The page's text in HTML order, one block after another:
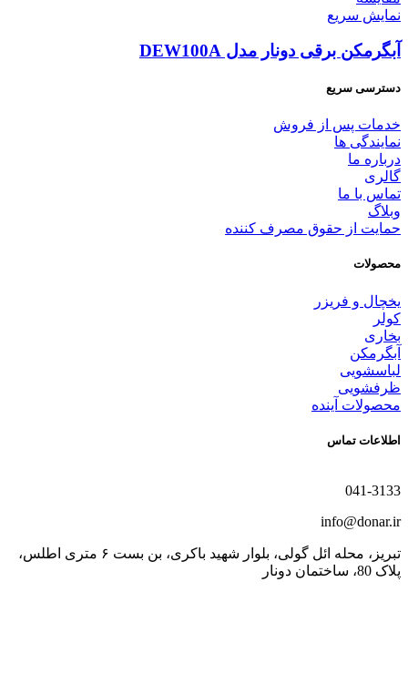
نمایش سریع
آبگرمکن برقی دونار مدل DEW100A
دسترسی سریع
خدمات پس از فروش
نمایندگی ها
درباره ما
گالری
تماس با ما
وبلاگ
حمایت از حقوق مصرف کننده
محصولات
یخچال و فریزر
کولر
بخاری
آبگرمکن
لباسشویی
ظرفشویی
محصولات آینده
اطلاعات تماس
041-3133
info@donar.ir
تبریز، محله ائل گولی، بلوار شهید باکری، بن بست ۶ متری اطلس،
پلاک 80، ساختمان دونار